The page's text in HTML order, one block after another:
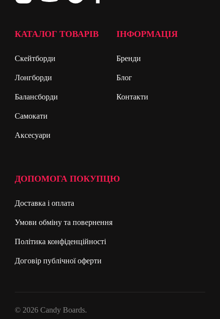
КАТАЛОГ ТОВАРІВ
Скейтборди
Лонгборди
Балансборди
Самокати
Аксесуари
ІНФОРМАЦІЯ
Бренди
Блог
Контакти
ДОПОМОГА ПОКУПЦЮ
Доставка і оплата
Умови обміну та повернення
Політика конфіденційності
Договір публічної оферти
© 2026 Candy Boards.